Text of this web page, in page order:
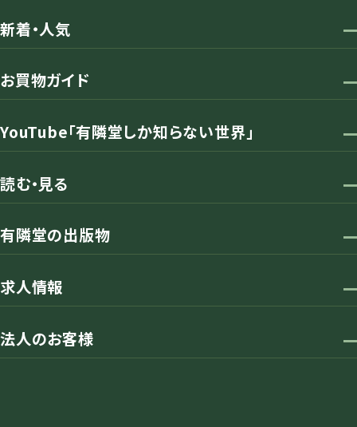
新着・人気
お買物ガイド
YouTube「有隣堂しか知らない世界」
読む・見る
有隣堂の出版物
求人情報
法人のお客様